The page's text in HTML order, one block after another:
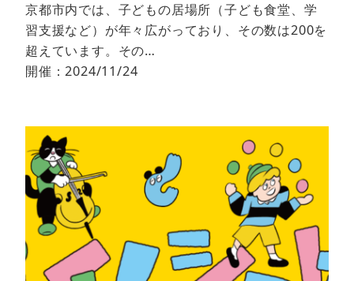
京都市内では、子どもの居場所（子ども食堂、学
習支援など）が年々広がっており、その数は200を
超えています。その…
開催：2024/11/24